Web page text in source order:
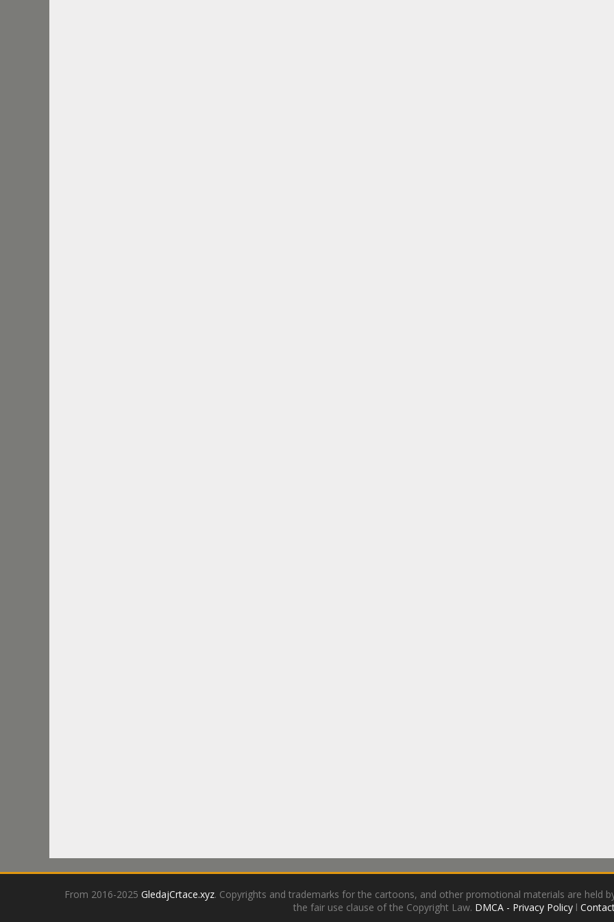
From 2016-2025 GledajCrtace.xyz. Copyrights and trademarks for the cartoons, and other promotional materials are held
the fair use clause of the Copyright Law. DMCA - Privacy Policy l